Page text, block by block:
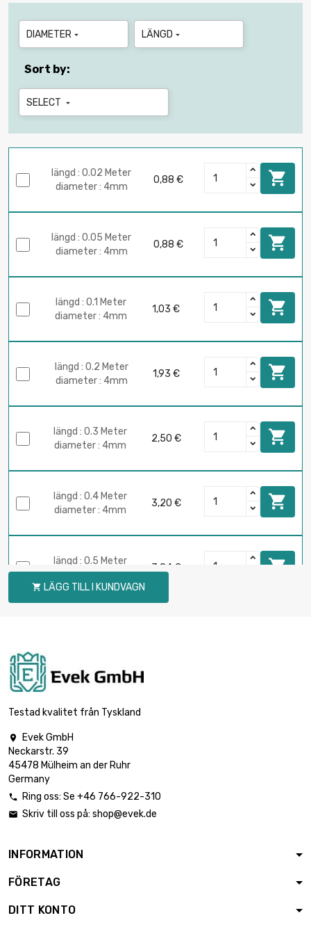
DIAMETER  LÄNGD 
Sort by:
SELECT 
längd : 0.02 Meter
diameter : 4mm
0,88 € 
längd : 0.05 Meter
diameter : 4mm
0,88 € 
längd : 0.1 Meter
diameter : 4mm
1,03 € 
längd : 0.2 Meter
diameter : 4mm
1,93 € 
längd : 0.3 Meter
diameter : 4mm
2,50 € 
längd : 0.4 Meter
diameter : 4mm
3,20 € 
längd : 0.5 Meter
diameter : 4mm
3,84 € 
längd : 0.02 Meter
diameter : 5mm
längd : 0.05 Meter
längd : 0.1 Meter
 LÄGG TILL I KUNDVAGN
Testad kvalitet från Tyskland

Evek GmbH
Neckarstr. 39
45478 Mülheim an der Ruhr
Germany
 Ring oss: Se +46 766-922-310
 Skriv till oss på: shop@evek.de
INFORMATION
FÖRETAG
DITT KONTO